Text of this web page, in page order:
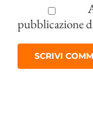
pubblicazione